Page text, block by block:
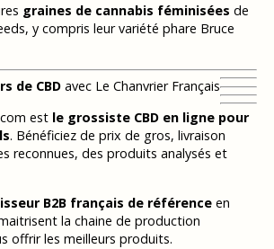
graines de cannabis féminisées de
y compris leur variété phare Bruce
de CBDavec Le Chanvrier Français
est le grossiste CBD en ligne pour
. Bénéficiez de prix de gros, livraison
reconnues, des produits analysés et
B2B français de référenceen
la chaine de production
offrir les meilleurs produits.